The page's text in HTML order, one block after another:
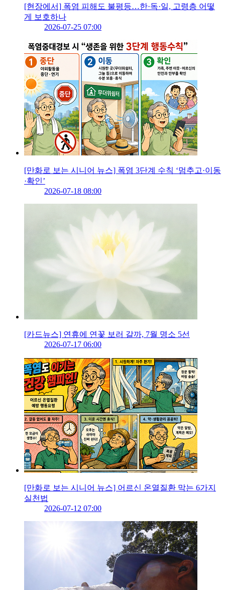
[현장에서] 폭염 피해도 불평등…한·독·일, 고령층 어떻
게 보호하나
2026-07-25 07:00
[만화로 보는 시니어 뉴스] 폭염 3단계 수칙 ‘멈추고·이동
·확인’
2026-07-18 08:00
[카드뉴스] 연휴에 연꽃 보러 갈까, 7월 명소 5선
2026-07-17 06:00
[만화로 보는 시니어 뉴스] 어르신 온열질환 막는 6가지
실천법
2026-07-12 07:00